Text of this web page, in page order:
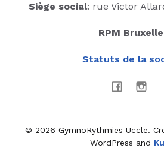
Siège social: rue Victor
RPM
Statuts de la
© 2026 GymnoRythmies Uccle.
WordPress and